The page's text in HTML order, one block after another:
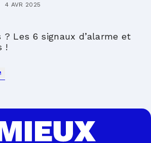
4 AVR 2025
Les 6 signaux d’alarme et
!